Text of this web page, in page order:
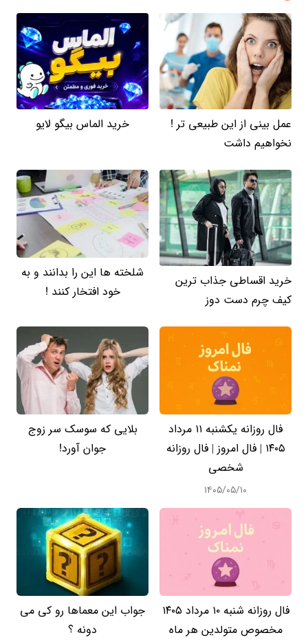
عمل بینی از این طبیعی تر !
نخواهیم داشت
خرید الماس بیگو لایو
خرید اقساطی جذاب ترین
کیف چرم دست دوز
شلخته ها این را بدانند و به
خود افتخار کنند !
فال روزانه یکشنبه ۱۱ مرداد
۱۴۰۵ | فال امروز | فال روزانه
شخصی
۱۴۰۵/۰۵/۱۰
بلایی که سوسک سر زوج
جوان آورد!
فال روزانه شنبه ۱۰ مرداد ۱۴۰۵
مخصوص متولدین هر ماه
جواب این معماها رو کی می
دونه ؟